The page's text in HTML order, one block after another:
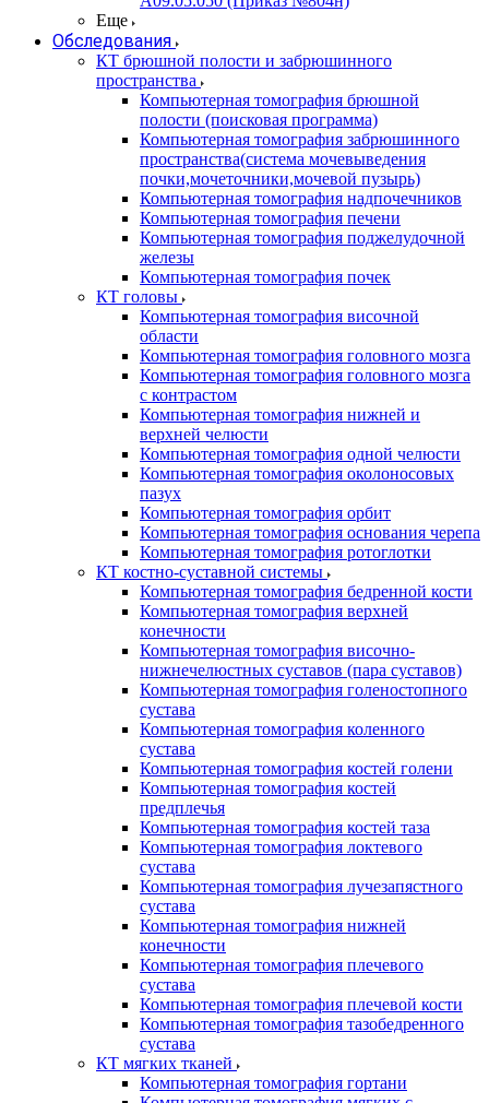
Еще
Обследования
КТ брюшной полости и забрюшинного
пространства
Компьютерная томография брюшной
полости (поисковая программа)
Компьютерная томография забрюшинного
пространства(система мочевыведения
почки,мочеточники,мочевой пузырь)
Компьютерная томография надпочечников
Компьютерная томография печени
Компьютерная томография поджелудочной
железы
Компьютерная томография почек
КТ головы
Компьютерная томография височной
области
Компьютерная томография головного мозга
Компьютерная томография головного мозга
с контрастом
Компьютерная томография нижней и
верхней челюсти
Компьютерная томография одной челюсти
Компьютерная томография околоносовых
пазух
Компьютерная томография орбит
Компьютерная томография основания черепа
Компьютерная томография ротоглотки
КТ костно-суставной системы
Компьютерная томография бедренной кости
Компьютерная томография верхней
конечности
Компьютерная томография височно-
нижнечелюстных суставов (пара суставов)
Компьютерная томография голеностопного
сустава
Компьютерная томография коленного
сустава
Компьютерная томография костей голени
Компьютерная томография костей
предплечья
Компьютерная томография костей таза
Компьютерная томография локтевого
сустава
Компьютерная томография лучезапястного
сустава
Компьютерная томография нижней
конечности
Компьютерная томография плечевого
сустава
Компьютерная томография плечевой кости
Компьютерная томография тазобедренного
сустава
КТ мягких тканей
Компьютерная томография гортани